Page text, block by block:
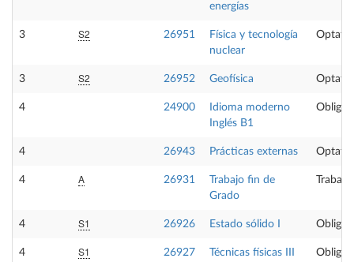
energías
3 S2 26951
Física y tecnología
nuclear
3 S2 26952 Geofísica
4 24900
Idioma moderno
Inglés B1
4 26943 Prácticas externas
4 A 26931
Trabajo fin de
Grado
4 S1 26926 Estado sólido I
4 S1 26927 Técnicas físicas III